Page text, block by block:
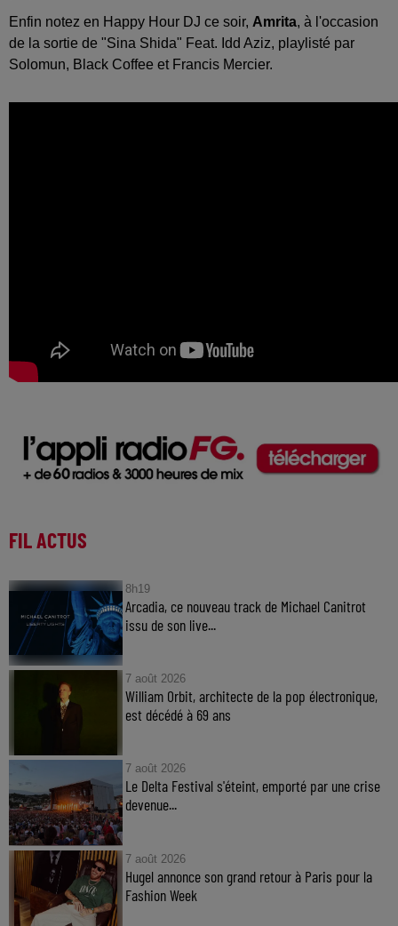
Enfin notez en Happy Hour DJ ce soir, Amrita, à l'occasion
de la sortie de "Sina Shida" Feat. Idd Aziz, playlisté par
Solomun, Black Coffee et Francis Mercier.
FIL ACTUS
8h19
Arcadia, ce nouveau track de Michael Canitrot
issu de son live...
7 août 2026
William Orbit, architecte de la pop électronique,
est décédé à 69 ans
7 août 2026
Le Delta Festival s'éteint, emporté par une crise
devenue...
7 août 2026
Hugel annonce son grand retour à Paris pour la
Fashion Week